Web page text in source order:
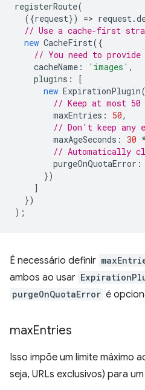
registerRoute(
({request}) => request.
// Use a cache-first
new CacheFirst({
// You need to provide
cacheName : 'images' ,
plugins :
[
new ExpirationPlugin
// Keep at most
maxEntries : 50,
// Don't keep any
maxAgeSeconds : 30
// Automatically
purgeOnQuotaError :
})
]
})
);
É necessário definir
ambos ao usar
purgeOnQuotaError é
maxEntries
Isso impõe um limite máximo
seja, URLs exclusivos) para